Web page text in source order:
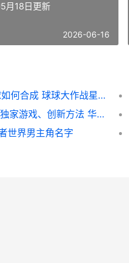
月18日更新
2026-06-16
球球大作战2星寂寞星球如何合成 球球大作战星海珍宝箱在哪里开
华为开发者大会2026：独家游戏、创新方法 华为开发者大会概念股
世界男主角名字